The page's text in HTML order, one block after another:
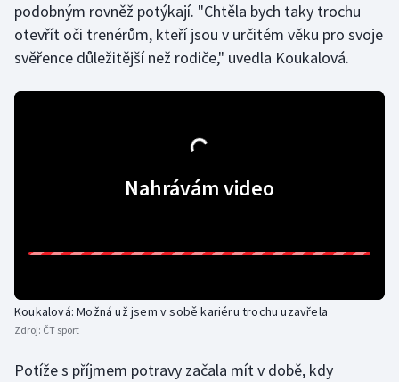
Judo
Krasobruslení
Moderní pětiboj
Parasport
Plavání
podobným rovněž potýkají. "Chtěla bych taky trochu
otevřít oči trenérům, kteří jsou v určitém věku pro svoje
svěřence důležitější než rodiče," uvedla Koukalová.
Nahrávám video
Koukalová: Možná už jsem v sobě kariéru trochu uzavřela
Zdroj: ČT sport
Potíže s příjmem potravy začala mít v době, kdy